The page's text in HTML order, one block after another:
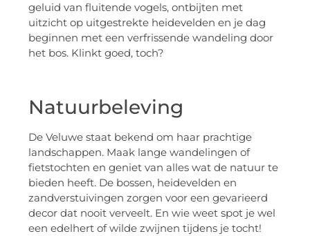
geluid van fluitende vogels, ontbijten met
uitzicht op uitgestrekte heidevelden en je dag
beginnen met een verfrissende wandeling door
het bos. Klinkt goed, toch?
Natuurbeleving
De Veluwe staat bekend om haar prachtige
landschappen. Maak lange wandelingen of
fietstochten en geniet van alles wat de natuur te
bieden heeft. De bossen, heidevelden en
zandverstuivingen zorgen voor een gevarieerd
decor dat nooit verveelt. En wie weet spot je wel
een edelhert of wilde zwijnen tijdens je tocht!